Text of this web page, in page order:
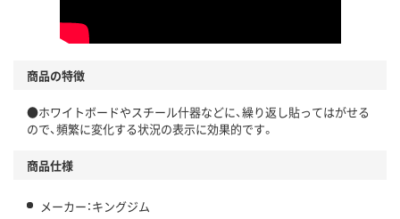
商品の特徴
●ホワイトボードやスチール什器などに、繰り返し貼ってはがせる
ので、頻繁に変化する状況の表示に効果的です。
商品仕様
メーカー：キングジム